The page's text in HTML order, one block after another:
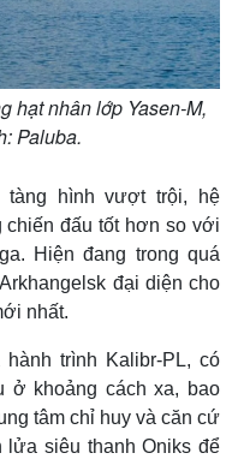
hạt nhân lớp Yasen-M,
Paluba.
tàng hình vượt trội, hệ
chiến đấu tốt hơn so với
Hiện đang trong quá
đại diện cho
nhất.
trình Kalibr-PL, có
ở khoảng cách xa, bao
tâm chỉ huy và căn cứ
siêu thanh Oniks để